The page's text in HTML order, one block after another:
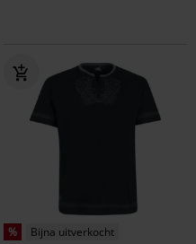
% Bijna uitverkocht